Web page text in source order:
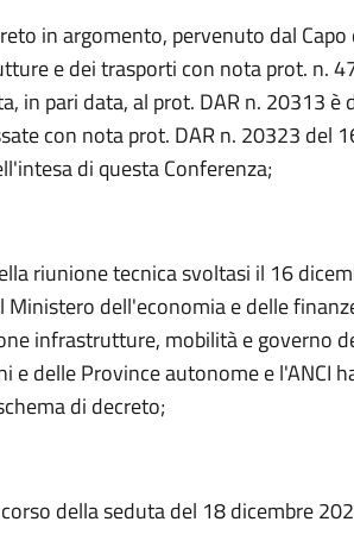
in argomento, pervenuto dal
e dei trasporti con nota prot. n.
in pari data, al prot. DAR n. 20313 è
con nota prot. DAR n. 20323 del
di questa Conferenza;
riunione tecnica svoltasi il 16
Ministero dell'economia e delle
infrastrutture, mobilità e governo
e delle Province autonome e l'ANCI
di decreto;
della seduta del 18 dicembre